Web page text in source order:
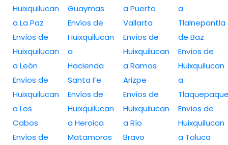
Huixquilucan
a La Paz
Envíos de
Huixquilucan
a León
Envíos de
Huixquilucan
a Los
Cabos
Envíos de
Guaymas
Envíos de
Huixquilucan
a
Hacienda
Santa Fe
Envíos de
Huixquilucan
a Heroica
Matamoros
a Puerto
Vallarta
Envíos de
Huixquilucan
a Ramos
Arizpe
Envíos de
Huixquilucan
a Río
Bravo
a
Tlalnepantla
de Baz
Envíos de
Huixquilucan
a
Envíos de
Huixquilucan
a Toluca